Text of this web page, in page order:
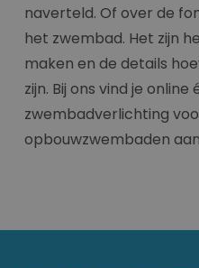
naverteld. Of over de
het zwembad. Het zijn
maken en de details
zijn. Bij ons vind je
zwembadverlichting
opbouwzwembaden